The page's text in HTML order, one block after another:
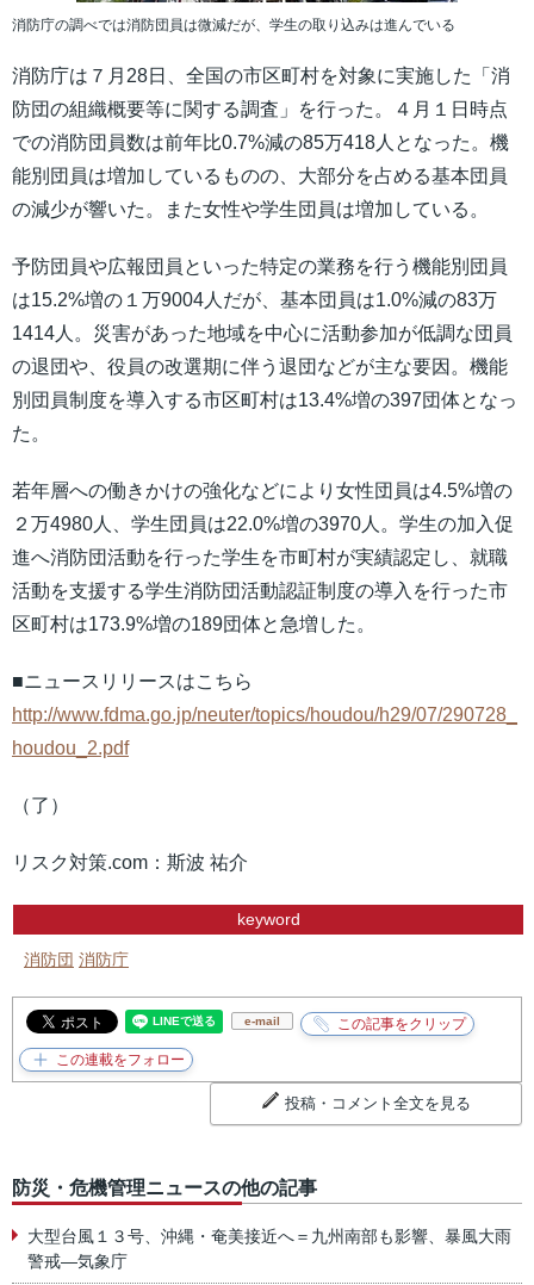
消防庁の調べでは消防団員は微減だが、学生の取り込みは進んでいる
消防庁は７月28日、全国の市区町村を対象に実施した「消
防団の組織概要等に関する調査」を行った。４月１日時点
での消防団員数は前年比0.7%減の85万418人となった。機
能別団員は増加しているものの、大部分を占める基本団員
の減少が響いた。また女性や学生団員は増加している。
予防団員や広報団員といった特定の業務を行う機能別団員
は15.2%増の１万9004人だが、基本団員は1.0%減の83万
1414人。災害があった地域を中心に活動参加が低調な団員
の退団や、役員の改選期に伴う退団などが主な要因。機能
別団員制度を導入する市区町村は13.4%増の397団体となっ
た。
若年層への働きかけの強化などにより女性団員は4.5%増の
２万4980人、学生団員は22.0%増の3970人。学生の加入促
進へ消防団活動を行った学生を市町村が実績認定し、就職
活動を支援する学生消防団活動認証制度の導入を行った市
区町村は173.9%増の189団体と急増した。
■ニュースリリースはこちら
http://www.fdma.go.jp/neuter/topics/houdou/h29/07/290728_
houdou_2.pdf
（了）
リスク対策.com：斯波 祐介
keyword
消防団 消防庁
e-mail
投稿・コメント全文を見る
防災・危機管理ニュースの他の記事
大型台風１３号、沖縄・奄美接近へ＝九州南部も影響、暴風大雨
警戒―気象庁